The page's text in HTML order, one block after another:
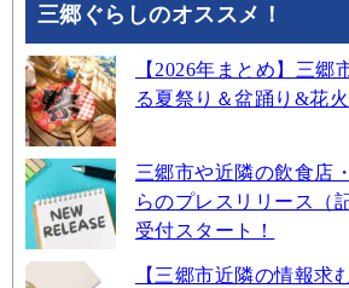
三郷ぐらしのオススメ！
【2026年まとめ】三郷
る夏祭り＆盆踊り&花
三郷市や近隣の飲食店
らのプレスリリース（
受付スタート！
【三郷市近隣の情報求